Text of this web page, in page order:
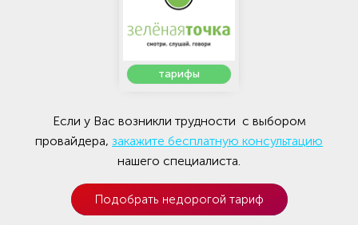
тарифы
Если у Вас возникли трудности с выбором
провайдера, закажите бесплатную консультацию
нашего специалиста.
Подобрать недорогой тариф